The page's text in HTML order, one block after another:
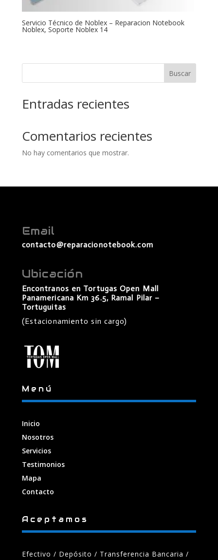
Servicio Técnico de Noblex – Reparacion Notebook
Noblex, Soporte Noblex 14
Buscar
Entradas recientes
Comentarios recientes
No hay comentarios que mostrar.
Email
contacto@reparacionotebook.com
Ubicación
Encontranos en Tortugas Open Mall
Panamericana Km 36.5, Ramal Pilar –
Tortuguitas
(Estacionamiento sin cargo)
Menú
Inicio
Nosotros
Servicios
Testimonios
Mapa
Contacto
Aceptamos
Efectivo / Depósito / Transferencia Bancaria /